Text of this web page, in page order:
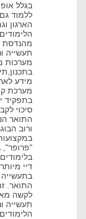
בגלל
ללמוד
הארגון
מהנדסת
תעשייה
מערכות
מידע
מערכת
בתפקיד
סיכוי
התואר
ורוב
דיי
בתעשייה
התואר.
לקשה
תעשייה
הלימודים